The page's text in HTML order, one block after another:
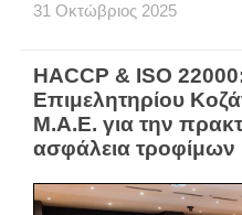
31 Οκτώβριος 2025
HACCP & ISO
Επιμελητηρίου
Μ.Α.Ε. για την
ασφάλεια τροφίμων